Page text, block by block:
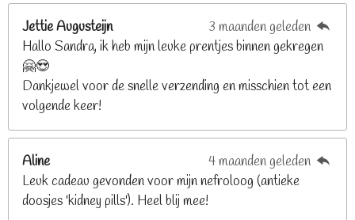
g
8
e
n
e
n
e
n
e
n
Jettie Augusteijn
3 maanden geleden
Hallo Sandra, ik heb mijn leuke prentjes binnen gekregen
🤗😍
Dankjewel voor de snelle verzending en misschien tot een
volgende keer!
Aline
4 maanden geleden
Leuk cadeau gevonden voor mijn nefroloog (antieke
doosjes 'kidney pills'). Heel blij mee!